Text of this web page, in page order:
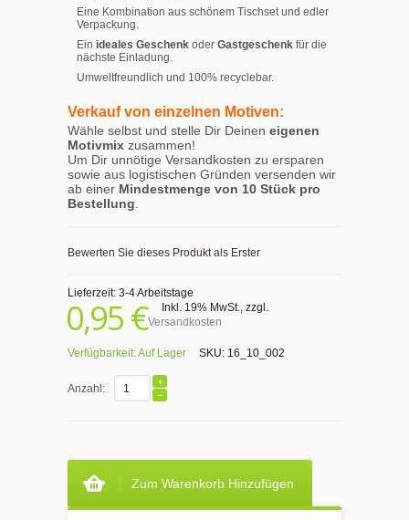
Eine Kombination aus schönem Tischset und edler
Verpackung.
Ein ideales Geschenk oder Gastgeschenk für die
nächste Einladung.
Umweltfreundlich und 100% recyclebar.
Verkauf von einzelnen Motiven:
Wähle selbst und stelle Dir Deinen eigenen
Motivmix zusammen!
Um Dir unnötige Versandkosten zu ersparen
sowie aus logistischen Gründen versenden wir
ab einer Mindestmenge von 10 Stück pro
Bestellung.
Bewerten Sie dieses Produkt als Erster
Lieferzeit: 3-4 Arbeitstage
0,95 € Inkl. 19% MwSt., zzgl.
Versandkosten
Verfügbarkeit:Auf Lager SKU: 16_10_002
Anzahl:
Zum Warenkorb Hinzufügen